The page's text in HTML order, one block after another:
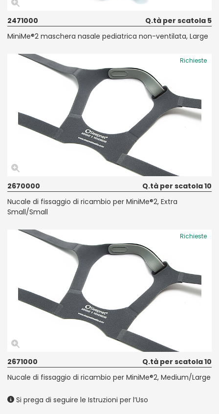
2471000
Q.tà per scatola 5
MiniMe®2 maschera nasale pediatrica non-ventilata, Large
Richieste
2670000
Q.tà per scatola 10
Nucale di fissaggio di ricambio per MiniMe®2, Extra
Small/Small
Richieste
2671000
Q.tà per scatola 10
Nucale di fissaggio di ricambio per MiniMe®2, Medium/Large
Si prega di seguire le Istruzioni per l’Uso